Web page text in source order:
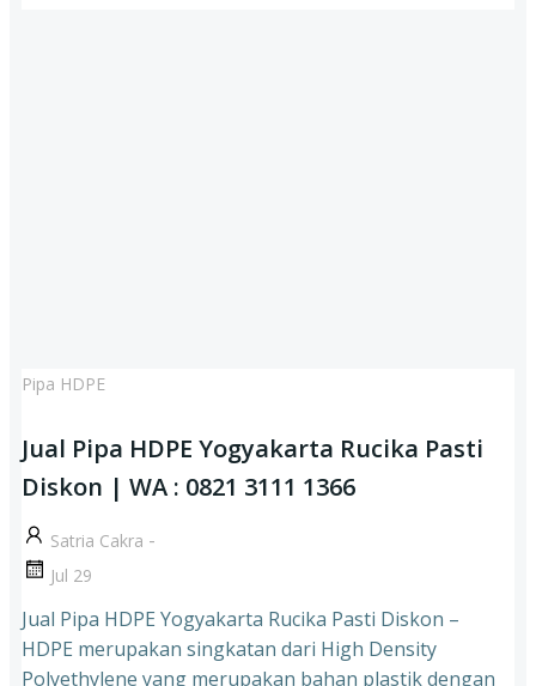
Pipa HDPE
Jual Pipa HDPE Yogyakarta Rucika Pasti
Diskon | WA : 0821 3111 1366
Satria Cakra -
Jul 29
Jual Pipa HDPE Yogyakarta Rucika Pasti Diskon –
HDPE merupakan singkatan dari High Density
Polyethylene yang merupakan bahan plastik dengan